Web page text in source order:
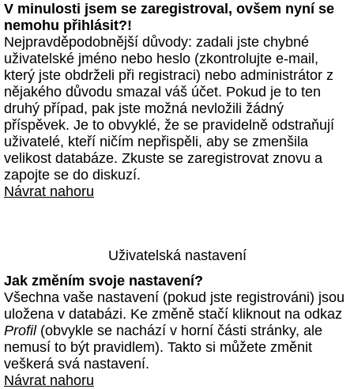
V minulosti jsem se zaregistroval, ovšem nyní se
nemohu přihlásit?!
Nejpravděpodobnější důvody: zadali jste chybné
uživatelské jméno nebo heslo (zkontrolujte e-mail,
který jste obdrželi při registraci) nebo administrátor z
nějakého důvodu smazal váš účet. Pokud je to ten
druhý případ, pak jste možná nevložili žádný
příspěvek. Je to obvyklé, že se pravidelně odstraňují
uživatelé, kteří ničím nepřispěli, aby se zmenšila
velikost databáze. Zkuste se zaregistrovat znovu a
zapojte se do diskuzí.
Návrat nahoru
Uživatelská nastavení
Jak změním svoje nastavení?
Všechna vaše nastavení (pokud jste registrováni) jsou
uložena v databázi. Ke změně stačí kliknout na odkaz
Profil(obvykle se nachází v horní části stránky, ale
nemusí to být pravidlem). Takto si můžete změnit
veškerá svá nastavení.
Návrat nahoru